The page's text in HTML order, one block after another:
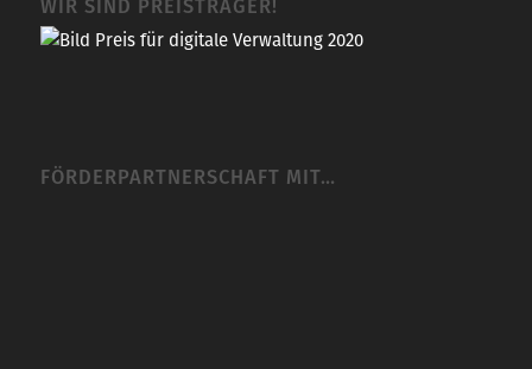
WIR SIND PREISTRÄGER!
FÖRDERPARTNERSCHAFT MIT…